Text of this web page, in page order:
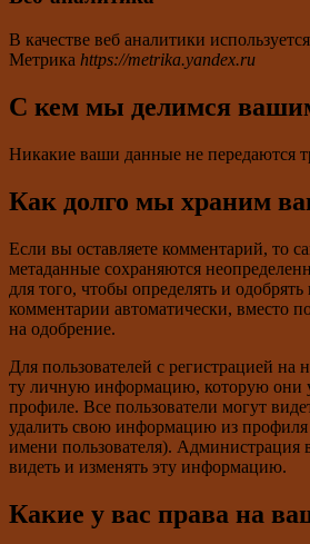
В качестве веб аналитики
Метрика https://metrika.yandex.ru
С кем мы делимся
Никакие ваши данные не передаются
Как долго мы храним
Если вы оставляете комментарий, то
метаданные сохраняются
для того, чтобы определять и
комментарии автоматически, вместо
на одобрение.
Для пользователей с регистрацией
ту личную информацию, которую они
профиле. Все пользователи могут
удалить свою информацию из
имени пользователя). Администрация
видеть и изменять эту информацию.
Какие у вас права на